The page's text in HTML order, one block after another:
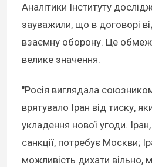
Аналітики Інституту
зауважили, що в договорі
взаємну оборону. Це
велике значення.
"Росія виглядала
врятувало Іран від тиску,
укладення нової угоди.
санкції, потребує Москви;
можливість дихати вільно,